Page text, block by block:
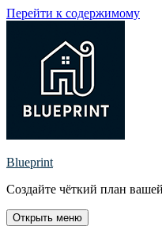
Перейти к содержимому
Blueprint
Создайте чёткий план
Открыть меню